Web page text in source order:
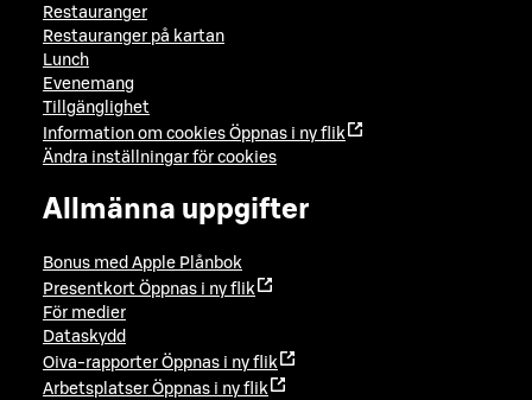
Restauranger
Restauranger på kartan
Lunch
Evenemang
Tillgänglighet
Information om cookies Öppnas i ny flik
Ändra inställningar för cookies
Allmänna uppgifter
Bonus med Apple Plånbok
Presentkort Öppnas i ny flik
För medier
Dataskydd
Oiva-rapporter Öppnas i ny flik
Arbetsplatser Öppnas i ny flik